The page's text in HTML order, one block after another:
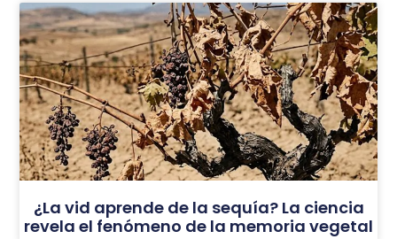
¿La vid aprende de la sequía? La ciencia
revela el fenómeno de la memoria vegetal